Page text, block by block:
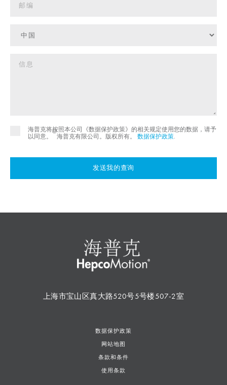
海普克将按照本公司《数据保护政策》的相关规定使用您的数据，请予
以同意。
©
海普克有限公司。版权所有。 数据保护政策.
发送我的查询
上海市宝山区真大路520号5号楼507-2室
数据保护政策
网站地图
条款和条件
使用条款